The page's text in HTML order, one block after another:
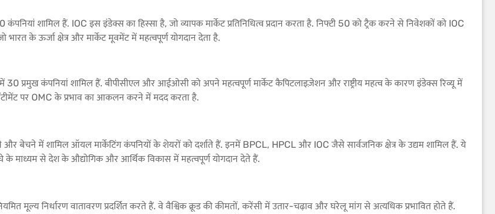
कंपनियां शामिल हैं. IOC इस इंडेक्स का हिस्सा है, जो व्यापक मार्केट प्रतिनिधित्व प्रदान करता है. निफ्टी 50 को ट्रैक करने से निवेशकों को IOC
के ऊर्जा क्षेत्र और मार्केट मूवमेंट में महत्वपूर्ण योगदान देता है.
कंपनियां शामिल हैं. बीपीसीएल और आईओसी को अपने महत्वपूर्ण मार्केट कैपिटलाइज़ेशन और राष्ट्रीय महत्व के कारण इंडेक्स रिव्यू में
पर OMC के प्रभाव का आकलन करने में मदद करता है.
और बेचने में शामिल ऑयल मार्केटिंग कंपनियों के शेयरों को दर्शाते हैं. इनमें BPCL, HPCL और IOC जैसे सार्वजनिक क्षेत्र के उद्यम शामिल हैं. ये
के माध्यम से देश के औद्योगिक और आर्थिक विकास में महत्वपूर्ण योगदान देते हैं.
मूल्य निर्धारण वातावरण प्रदर्शित करते हैं. वे वैश्विक क्रूड की कीमतों, करेंसी में उतार-चढ़ाव और घरेलू मांग से अत्यधिक प्रभावित होते हैं.